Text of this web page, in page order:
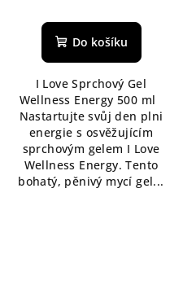
Do košíku
I Love Sprchový Gel
Wellness Energy 500 ml
Nastartujte svůj den plni
energie s osvěžujícím
sprchovým gelem I Love
Wellness Energy. Tento
bohatý, pěnivý mycí gel...